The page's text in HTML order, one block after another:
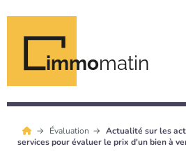
immomatin
Évaluation
Actualité sur les
services pour évaluer le prix d'un bien à